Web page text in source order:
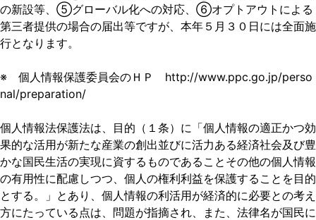
の新設等、⑤グローバル化への対応、⑥オプトアウトによる
第三者提供の場合の届出等ですが、本年５月３０日には全面施
行となります。
※ 個人情報保護委員会のＨＰ http://www.ppc.go.jp/perso
nal/preparation/
個人情報法保護法は、目的（１条）に「個人情報の適正かつ効
果的な活用が新たな産業の創出並びに活力ある経済社会及び豊
かな国民生活の実現に資するものであることその他の個人情報
の有用性に配慮しつつ、個人の権利利益を保護することを目的
とする。」とあり、個人情報の利活用が経済的に必要との考え
方にたっている点は、問題が指摘され、また、法律名が国民に